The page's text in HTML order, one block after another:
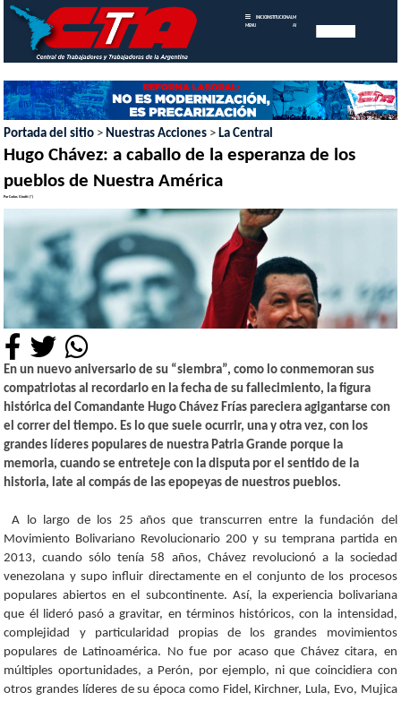
MENU
INICIOINSTITUCIONAL MEMORIAS
ANUALES
Portada del sitio > Nuestras Acciones > La Central
Hugo Chávez: a caballo de la esperanza de los
pueblos de Nuestra América
Por Carlos Girotti (*)
En un nuevo aniversario de su “siembra”, como lo conmemoran sus
compatriotas al recordarlo en la fecha de su fallecimiento, la figura
histórica del Comandante Hugo Chávez Frías pareciera agigantarse con
el correr del tiempo. Es lo que suele ocurrir, una y otra vez, con los
grandes líderes populares de nuestra Patria Grande porque la
memoria, cuando se entreteje con la disputa por el sentido de la
historia, late al compás de las epopeyas de nuestros pueblos.
A lo largo de los 25 años que transcurren entre la fundación del
Movimiento Bolivariano Revolucionario 200 y su temprana partida en
2013, cuando sólo tenía 58 años, Chávez revolucionó a la sociedad
venezolana y supo influir directamente en el conjunto de los procesos
populares abiertos en el subcontinente. Así, la experiencia bolivariana
que él lideró pasó a gravitar, en términos históricos, con la intensidad,
complejidad y particularidad propias de los grandes movimientos
populares de Latinoamérica. No fue por acaso que Chávez citara, en
múltiples oportunidades, a Perón, por ejemplo, ni que coincidiera con
otros grandes líderes de su época como Fidel, Kirchner, Lula, Evo, Mujica